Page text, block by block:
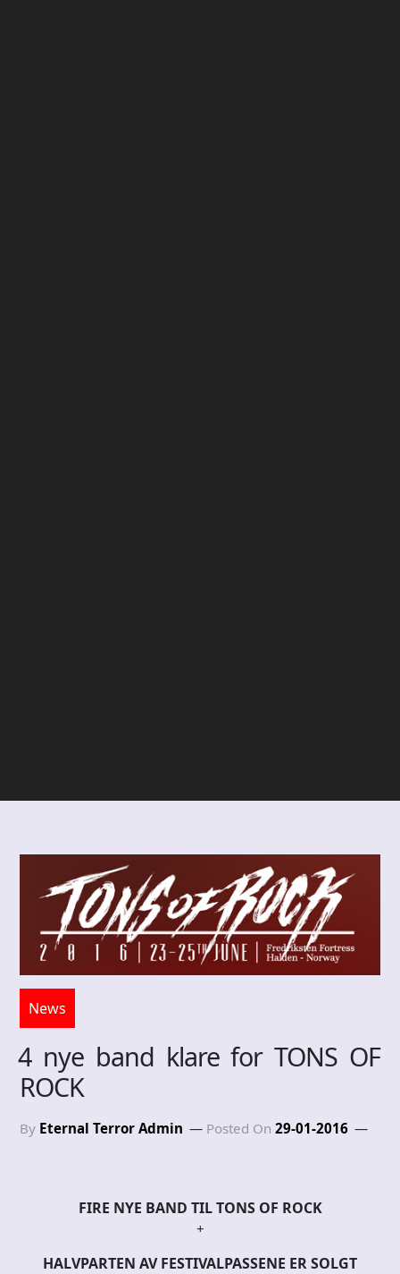
News
4 nye band klare for TONS OF
ROCK
By Eternal Terror Admin Posted On 29-01-2016
FIRE NYE BAND TIL TONS OF ROCK
+
HALVPARTEN AV FESTIVALPASSENE ER SOLGT